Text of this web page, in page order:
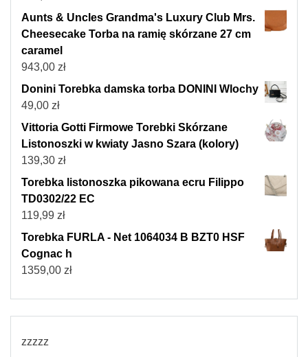
Aunts & Uncles Grandma's Luxury Club Mrs.
Cheesecake Torba na ramię skórzane 27 cm
caramel
943,00 zł
Donini Torebka damska torba DONINI Wlochy
49,00 zł
Vittoria Gotti Firmowe Torebki Skórzane
Listonoszki w kwiaty Jasno Szara (kolory)
139,30 zł
Torebka listonoszka pikowana ecru Filippo
TD0302/22 EC
119,99 zł
Torebka FURLA - Net 1064034 B BZT0 HSF
Cognac h
1359,00 zł
zzzzz